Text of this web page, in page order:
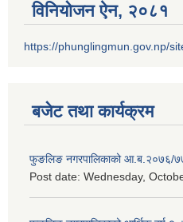
विनियोजन ऐन‚ २०८१
https://phunglingmun.gov.np/
बजेट तथा कार्यक्रम
फुङलिङ नगरपालिकाको आ.ब.२०७६/
Post date: Wednesday,